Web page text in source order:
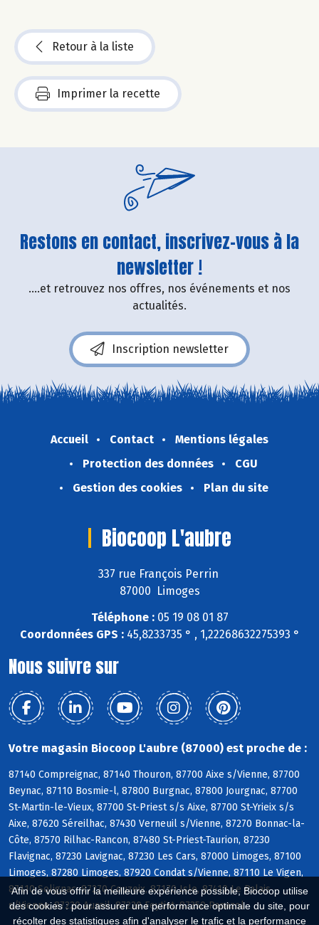
Afin de vous offrir la meilleure expérience possible, Biocoop utilise
des cookies : pour assurer une performance optimale du site, pour
récolter des statistiques afin d'analyser le trafic et la performance
Retour à la liste
Imprimer la recette
Restons en contact, inscrivez-vous à la
newsletter !
....et retrouvez nos offres, nos événements et nos
actualités.
Inscription newsletter
Accueil Contact
Mentions légales
Protection des données
CGU
Gestion des cookies
Plan du site
Biocoop L'aubre
337 rue François Perrin
87000 Limoges
Téléphone :05 19 08 01 87
Coordonnées GPS :45,8233735 ° , 1,22268632275393 °
Nous suivre sur
Votre magasin Biocoop L'aubre (87000) est proche de :
87140 Compreignac, 87140 Thouron, 87700 Aixe s/Vienne, 87700
Beynac, 87110 Bosmie-l, 87800 Burgnac, 87800 Jourgnac, 87700
St-Martin-le-Vieux, 87700 St-Priest s/s Aixe, 87700 St-Yrieix s/s
Aixe, 87620 Séreilhac, 87430 Verneuil s/Vienne, 87270 Bonnac-la-
Côte, 87570 Rilhac-Rancon, 87480 St-Priest-Taurion, 87230
Flavignac, 87230 Lavignac, 87230 Les Cars, 87000 Limoges, 87100
Limoges, 87280 Limoges, 87920 Condat s/Vienne, 87110 Le Vigen,
87110 Solignac, 87270 Couzeix, 87170 Isle, 87410 Le Palais
s/Vienne, 87220 Aureil, 87220 Feytiat, 87350 Panazol